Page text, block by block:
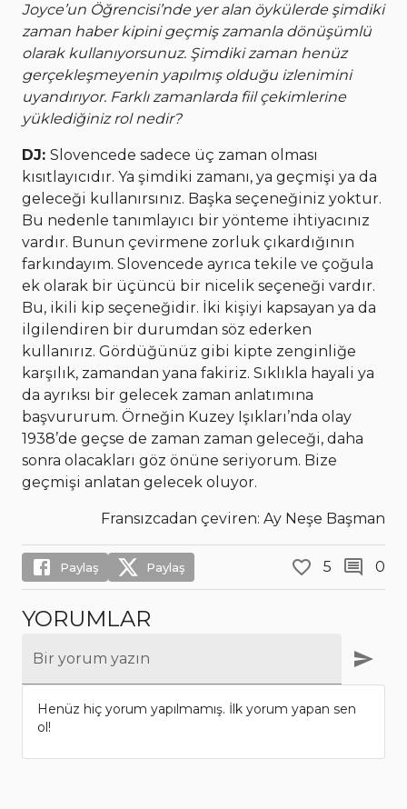
Joyce’un Öğrencisi’nde yer alan öykülerde şimdiki
zaman haber kipini geçmiş zamanla dönüşümlü
olarak kullanıyorsunuz. Şimdiki zaman henüz
gerçekleşmeyenin yapılmış olduğu izlenimini
uyandırıyor. Farklı zamanlarda fiil çekimlerine
yüklediğiniz rol nedir?
DJ: Slovencede sadece üç zaman olması
kısıtlayıcıdır. Ya şimdiki zamanı, ya geçmişi ya da
geleceği kullanırsınız. Başka seçeneğiniz yoktur.
Bu nedenle tanımlayıcı bir yönteme ihtiyacınız
vardır. Bunun çevirmene zorluk çıkardığının
farkındayım. Slovencede ayrıca tekile ve çoğula
ek olarak bir üçüncü bir nicelik seçeneği vardır.
Bu, ikili kip seçeneğidir. İki kişiyi kapsayan ya da
ilgilendiren bir durumdan söz ederken
kullanırız. Gördüğünüz gibi kipte zenginliğe
karşılık, zamandan yana fakiriz. Sıklıkla hayali ya
da ayrıksı bir gelecek zaman anlatımına
başvururum. Örneğin Kuzey Işıkları’nda olay
1938’de geçse de zaman zaman geleceği, daha
sonra olacakları göz önüne seriyorum. Bize
geçmişi anlatan gelecek oluyor.
Fransızcadan çeviren: Ay Neşe Başman
Paylaş Paylaş 5 0
YORUMLAR
Bir yorum yazın
Henüz hiç yorum yapılmamış. İlk yorum yapan sen
ol!